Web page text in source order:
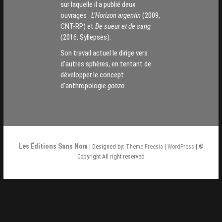
sur laquelle il a publié deux
ouvrages : L’Horizon argentin(2009,
CNT-RP) et De sueur et de sang
(2016, Syllepses).
Son travail actuel le dirige vers
d’autres sphères, en tentant de
développer le concept
d’anthropologie gonzo.
Les Éditions Sans Nom | Designed by: Theme Freesia WordPress | ©
Copyright All right reserved